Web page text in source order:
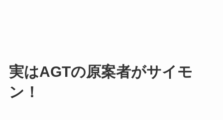
実はAGTの原案者がサイモ
ン！